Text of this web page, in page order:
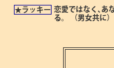
★ラッキー 恋愛ではなく､あ
る。
（男女共に）